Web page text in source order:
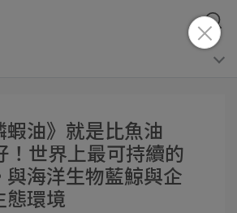
油》就是比魚油
世界上最可持續的
海洋生物藍鯨與企
態環境